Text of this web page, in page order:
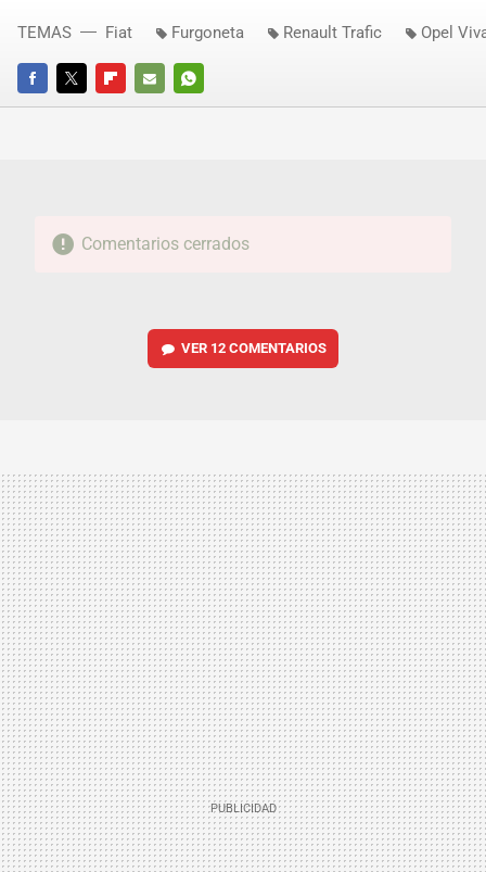
FACEBOOKTWITTERFLIPBOARD
E-
WHATSAPP
TEMAS Fiat Furgoneta Renault Trafic Opel
Comentarios cerrados
VER 12 COMENTARIOS